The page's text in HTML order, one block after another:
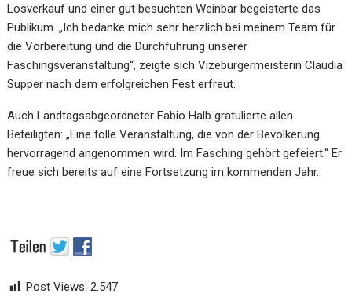
Losverkauf und einer gut besuchten Weinbar begeisterte das
Publikum. „Ich bedanke mich sehr herzlich bei meinem Team für
die Vorbereitung und die Durchführung unserer
Faschingsveranstaltung“, zeigte sich Vizebürgermeisterin Claudia
Supper nach dem erfolgreichen Fest erfreut.
Auch Landtagsabgeordneter Fabio Halb gratulierte allen
Beteiligten: „Eine tolle Veranstaltung, die von der Bevölkerung
hervorragend angenommen wird. Im Fasching gehört gefeiert.“ Er
freue sich bereits auf eine Fortsetzung im kommenden Jahr.
Post Views: 2.547